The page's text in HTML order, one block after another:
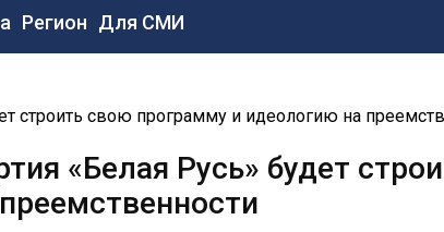
Регион Для СМИ
строить свою программу и идеологию на
«Белая Русь» будет